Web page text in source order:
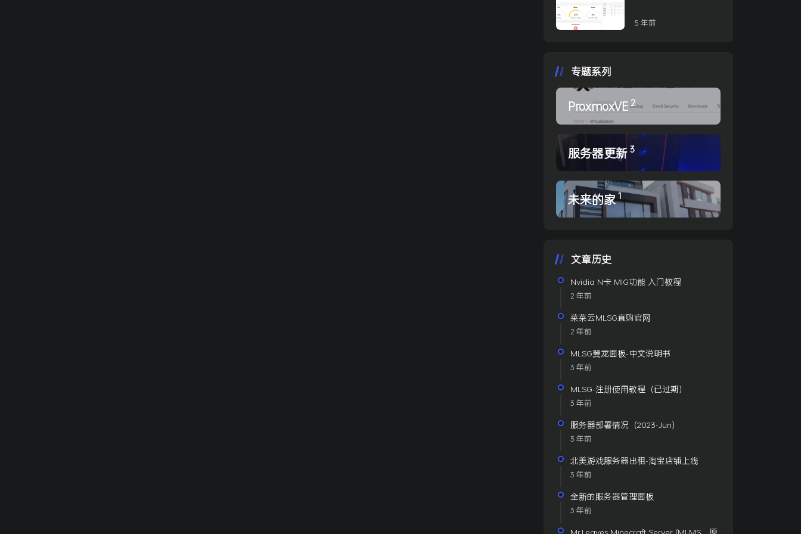
5 年前
专题系列
ProxmoxVE 2
服务器更新 3
未来的家 1
文章历史
Nvidia N卡 MIG功能 入门教程
2 年前
菜菜云MLSG直购官网
2 年前
MLSG翼龙面板-中文说明书
3 年前
MLSG-注册使用教程（已过期）
3 年前
服务器部署情况（2023-Jun）
3 年前
北美游戏服务器出租-淘宝店铺上线
3 年前
全新的服务器管理面板
3 年前